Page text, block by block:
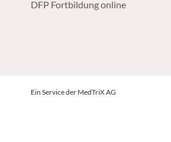
DFP Fortbildung online
Ein Service der MedTriX AG